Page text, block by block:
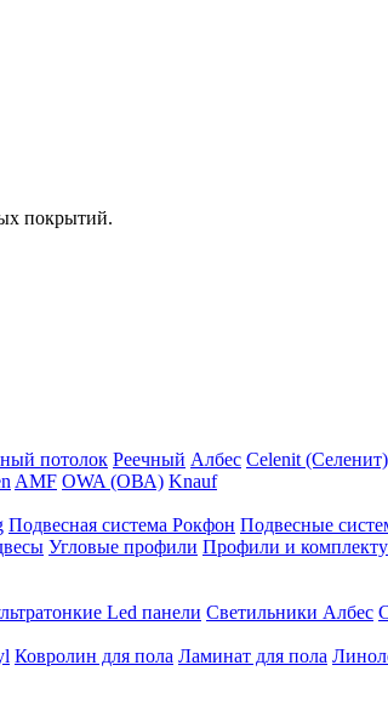
покрытий.
потолок Реечный Албес Celenit (Селенит)
AMF OWA (ОВА) Knauf
Подвесная система Рокфон Подвесные
Угловые профили Профили и
Led панели Светильники Албес
Ковролин для пола Ламинат для пола